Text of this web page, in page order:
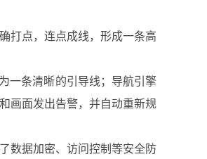
打点，连点成线，形成一条高
一条清晰的引导线；导航引擎
画面发出告警，并自动重新规
数据加密、访问控制等安全防